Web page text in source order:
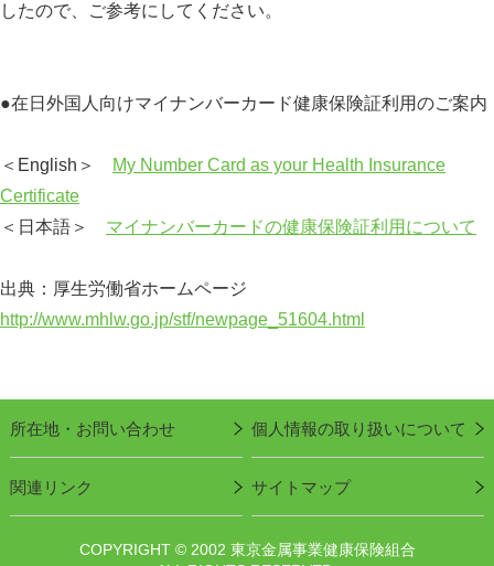
したので、ご参考にしてください。
●在日外国人向けマイナンバーカード健康保険証利用のご案内
＜English＞
My Number Card as your Health Insurance
Certificate
＜日本語＞ マイナンバーカードの健康保険証利用について
出典：厚生労働省ホームページ
http://www.mhlw.go.jp/stf/newpage_51604.html
所在地・お問い合わせ 個人情報の取り扱いについて
関連リンク サイトマップ
COPYRIGHT © 2002 東京金属事業健康保険組合